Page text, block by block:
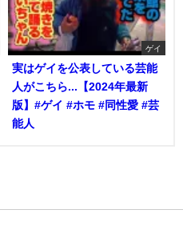
ゲイ
実はゲイを公表している芸能
人がこちら...【2024年最新
版】#ゲイ #ホモ #同性愛 #芸
能人